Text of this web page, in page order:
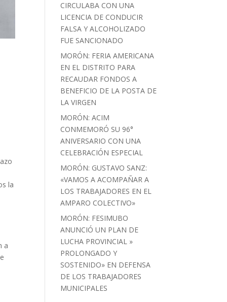
la
a
CIRCULABA CON UNA
LICENCIA DE CONDUCIR
FALSA Y ALCOHOLIZADO
FUE SANCIONADO
MORÓN: FERIA AMERICANA
EN EL DISTRITO PARA
RECAUDAR FONDOS A
BENEFICIO DE LA POSTA DE
LA VIRGEN
MORÓN: ACIM
CONMEMORÓ SU 96°
ANIVERSARIO CON UNA
CELEBRACIÓN ESPECIAL
MORÓN: GUSTAVO SANZ:
«VAMOS A ACOMPAÑAR A
LOS TRABAJADORES EN EL
AMPARO COLECTIVO»
MORÓN: FESIMUBO
ANUNCIÓ UN PLAN DE
LUCHA PROVINCIAL »
PROLONGADO Y
SOSTENIDO» EN DEFENSA
DE LOS TRABAJADORES
MUNICIPALES